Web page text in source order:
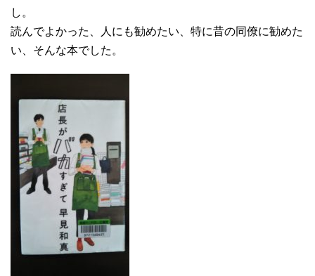
し。
読んでよかった、人にも勧めたい、特に昔の同僚に勧めた
い、そんな本でした。